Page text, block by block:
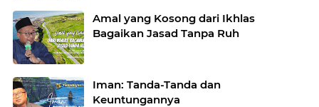
Amal yang Kosong dari Ikhlas
Bagaikan Jasad Tanpa Ruh
Iman: Tanda-Tanda dan
Keuntungannya